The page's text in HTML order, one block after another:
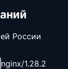
России
nginx/1.28.2